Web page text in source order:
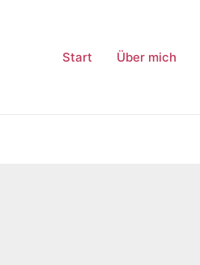
Start Über mich